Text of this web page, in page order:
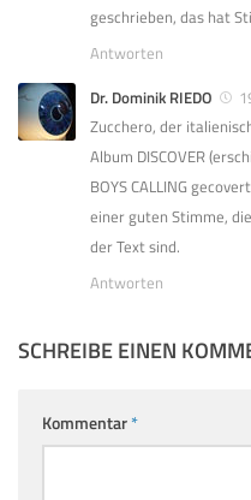
geschrieben, das hat
Antworten
Dr. Dominik RIEDO
Zucchero, der
Album DISCOVER
BOYS CALLING
einer guten Stimme,
der Text sind.
Antworten
SCHREIBE EINEN
Kommentar*